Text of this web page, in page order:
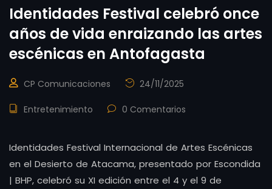
Identidades Festival celebró once
años de vida enraizando las artes
escénicas en Antofagasta
CP Comunicaciones 24/11/2025
Entretenimiento 0 Comentarios
Identidades Festival Internacional de Artes Escénicas
en el Desierto de Atacama, presentado por Escondida
| BHP, celebró su XI edición entre el 4 y el 9 de